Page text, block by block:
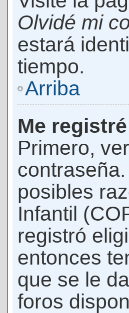
Olvidé mi
estará
tiempo.
Arriba
Me
Primero,
posibles
Infantil
registró
entonces
que se le
foros